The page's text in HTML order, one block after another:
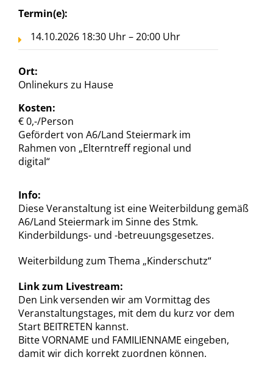
Termin(e):
14.10.2026 18:30 Uhr – 20:00 Uhr
Ort:
Onlinekurs zu Hause
Kosten:
€ 0,-/Person
Gefördert von A6/Land Steiermark im
Rahmen von „Elterntreff regional und
digital“
Info:
Diese Veranstaltung ist eine Weiterbildung gemäß
A6/Land Steiermark im Sinne des Stmk.
Kinderbildungs- und -betreuungsgesetzes.
Weiterbildung zum Thema „Kinderschutz“
Link zum Livestream:
Den Link versenden wir am Vormittag des
Veranstaltungstages, mit dem du kurz vor dem
Start BEITRETEN kannst.
Bitte VORNAME und FAMILIENNAME eingeben,
damit wir dich korrekt zuordnen können.